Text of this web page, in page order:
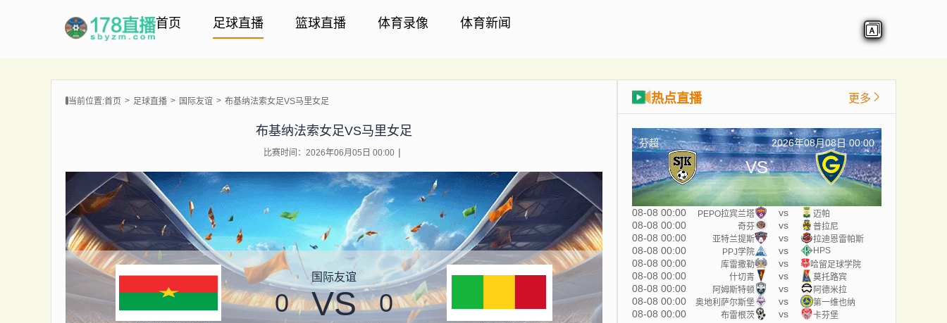
首页 足球直播 篮球直播 体育录像 体育新闻
当前位置:首页 足球直播 国际友谊 布基纳法索女足VS马里女足
布基纳法索女足VS马里女足
比赛时间：2026年06月05日 00:00
国际友谊
0 VS 0
热点直播 更多
芬超 2026年08月08日 00:00
VS
08-08 00:00 PEPO拉宾兰塔 vs 迈帕
08-08 00:00 奇芬 vs 普拉尼
08-08 00:00 亚特兰提斯 vs 拉迪恩雷帕斯
08-08 00:00 PPJ学院 vs HPS
08-08 00:00 库雷撒勒 vs 哈留足球学院
08-08 00:00 什切青 vs 莫托路宾
08-08 00:00 阿姆斯特顿 vs 阿德米拉
08-08 00:00 奥地利萨尔斯堡 vs 第一维也纳
08-08 00:00 布雷根茨 vs 卡芬堡